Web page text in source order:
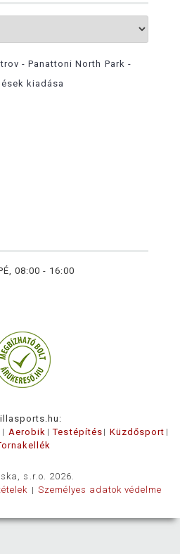
- Panattoni North Park -
kiadása
08:00 - 16:00
Aerobik Testépítés
Küzdősport
s.r.o. 2026.
Személyes adatok védelme